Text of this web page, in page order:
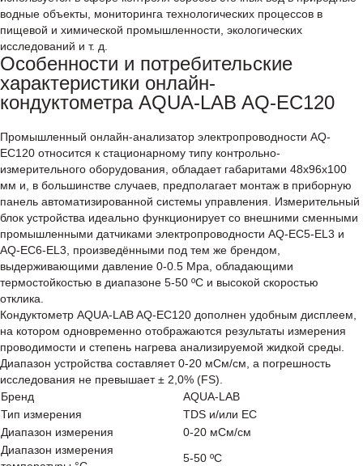
водные объекты, мониторинга технологических процессов в
пищевой и химической промышленности, экологических
исследований и т. д.
Особенности и потребительские
характеристики онлайн-
кондуктометра AQUA-LAB AQ-EC120
Промышленный онлайн-анализатор электропроводности AQ-
EC120 относится к стационарному типу контрольно-
измерительного оборудования, обладает габаритами 48х96х100
мм и, в большинстве случаев, предполагает монтаж в приборную
панель автоматизированной системы управления. Измерительный
блок устройства идеально функционирует со внешними сменными
промышленными датчиками электропроводности AQ-EC5-EL3 и
AQ-EC6-EL3, произведёнными под тем же брендом,
выдерживающими давление 0-0.5 Mpa, обладающими
термостойкостью в диапазоне 5-50 ºC и высокой скоростью
отклика.
Кондуктометр AQUA-LAB AQ-EC120 дополнен удобным дисплеем,
на котором одновременно отображаются результаты измерения
проводимости и степень нагрева анализируемой жидкой среды.
Диапазон устройства составляет 0-20 мСм/см, а погрешность
исследования не превышает ± 2,0% (FS).
Бренд
AQUA-LAB
Тип измерения
TDS и/или EC
Диапазон измерения
0-20 мСм/см
Диапазон измерения
5-50 ºC